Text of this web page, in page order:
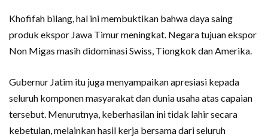
Khofifah bilang, hal ini membuktikan bahwa daya saing
produk ekspor Jawa Timur meningkat. Negara tujuan ekspor
Non Migas masih didominasi Swiss, Tiongkok dan Amerika.
Gubernur Jatim itu juga menyampaikan apresiasi kepada
seluruh komponen masyarakat dan dunia usaha atas capaian
tersebut. Menurutnya, keberhasilan ini tidak lahir secara
kebetulan, melainkan hasil kerja bersama dari seluruh